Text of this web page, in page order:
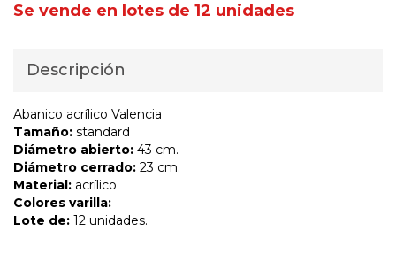
Se vende en lotes de 12 unidades
Descripción
Abanico acrílico Valencia
Tamaño: standard
Diámetro abierto: 43 cm.
Diámetro cerrado: 23 cm.
Material: acrílico
Colores varilla:
Lote de: 12 unidades.